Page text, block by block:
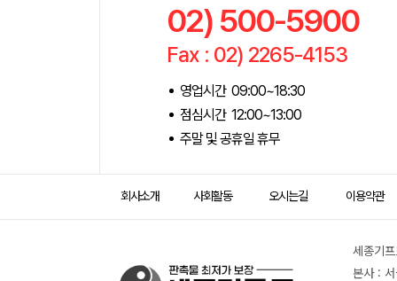
02) 500-5900
Fax : 02) 2265-4153
영업시간 09:00~18:30
점심시간 12:00~13:00
주말 및 공휴일 휴무
회사소개 사회활동 오시는길 이용약관
세종기
본사 :